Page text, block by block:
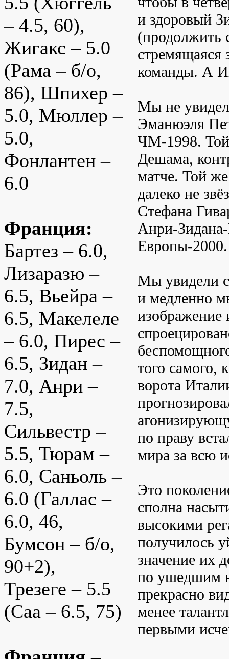
– 4.5, 60),
Жигакс – 5.0
(Рама – б/о,
86), Шпихер –
5.0, Мюллер –
5.0,
Фонлантен –
6.0
Франция:
Бартез – 6.0,
Лизаразю –
6.5, Вьейра –
6.5, Макелеле
– 6.0, Пирес –
6.5, Зидан –
7.0, Анри –
7.5,
Сильвестр –
5.5, Тюрам –
6.0, Саньоль –
6.0 (Галлас –
6.0, 46,
Бумсон – б/о,
90+2),
Трезеге – 5.5
(Саа – 6.5, 75)
и здоровый
(продолжить
стремящаяся
команды. А
Мы не
Эманюэля
ЧМ-1998. Той
Дешама,
матче. Той
далеко не
Стефана
Анри-
Европы-2000.
Мы увидели
и медленно
изображение
того самого,
ворота
по праву
мира за всю
Это
сполна
высокими
получилось
значение их
по ушедшим
прекрасно
менее
первыми